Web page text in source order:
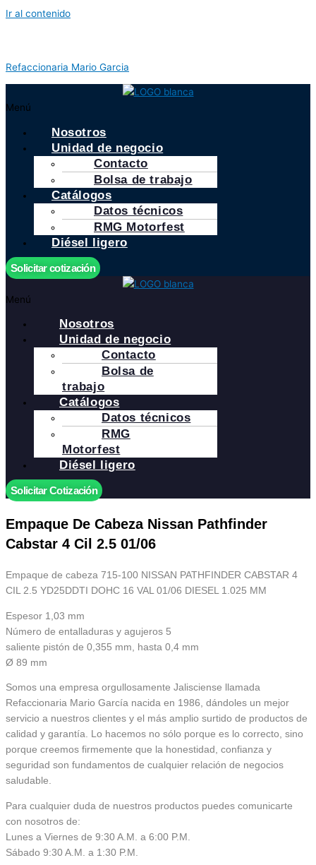
Ir al contenido
Refaccionaria Mario Garcia
Menú
Nosotros
Unidad de negocio
Contacto
Bolsa de trabajo
Catálogos
Datos técnicos
RMG Motorfest
Diésel ligero
Solicitar cotización
Menú
Nosotros
Unidad de negocio
Contacto
Bolsa de
trabajo
Catálogos
Datos técnicos
RMG
Motorfest
Diésel ligero
Solicitar Cotización
Empaque De Cabeza Nissan Pathfinder
Cabstar 4 Cil 2.5 01/06
Empaque de cabeza 715-100 NISSAN PATHFINDER CABSTAR 4
CIL 2.5 YD25DDTI DOHC 16 VAL 01/06 DIESEL 1.025 MM
Espesor 1,03 mm
Número de entalladuras y agujeros 5
saliente pistón de 0,355 mm, hasta 0,4 mm
Ø 89 mm
Somos una empresa orgullosamente Jalisciense llamada
Refaccionaria Mario García nacida en 1986, dándoles un mejor
servicio a nuestros clientes y el más amplio surtido de productos de
calidad y garantía. Lo hacemos no sólo porque es lo correcto, sino
porque creemos firmemente que la honestidad, confianza y
seguridad son fundamentos de cualquier relación de negocios
saludable.
Para cualquier duda de nuestros productos puedes comunicarte
con nosotros de:
Lunes a Viernes de 9:30 A.M. a 6:00 P.M.
Sábado 9:30 A.M. a 1:30 P.M.